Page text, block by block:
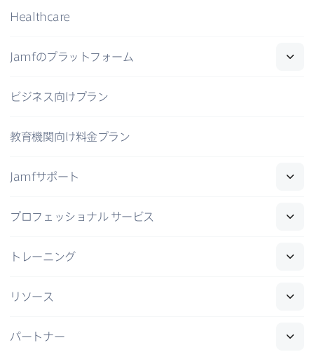
Healthcare
Jamfの​プラットフォーム
ビジネス向けプラン
教育機関向け料金プラン
Jamfサポート
プロフェッショナル サービス
トレーニング
リソース
パートナー